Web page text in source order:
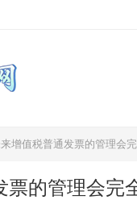
增值税普通发票的管理会
票的管理会完